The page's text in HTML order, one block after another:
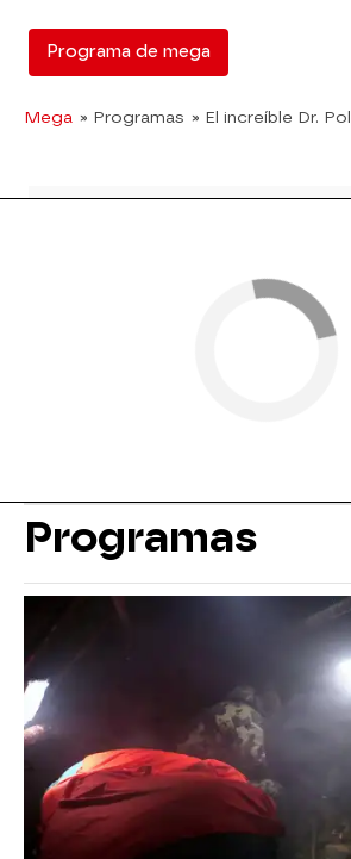
Programa de mega
Mega » Programas » El increíble Dr. Pol
Programas